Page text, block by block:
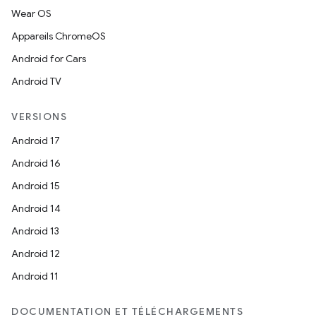
Wear OS
Appareils ChromeOS
Android for Cars
Android TV
VERSIONS
Android 17
Android 16
Android 15
Android 14
Android 13
Android 12
Android 11
DOCUMENTATION ET TÉLÉCHARGEMENTS